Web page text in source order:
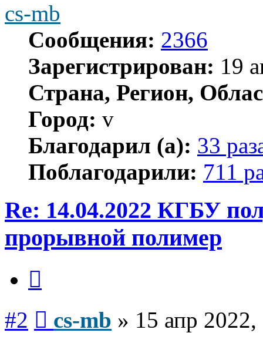
cs-mb
Сообщения: 2366
Зарегистрирован: 19
Страна, Регион,
Город: v
Благодарил (а): 33
Поблагодарили: 711
Re: 14.04.2022 КГБУ
прорывной полимер
#2 cs-mb » 15 апр